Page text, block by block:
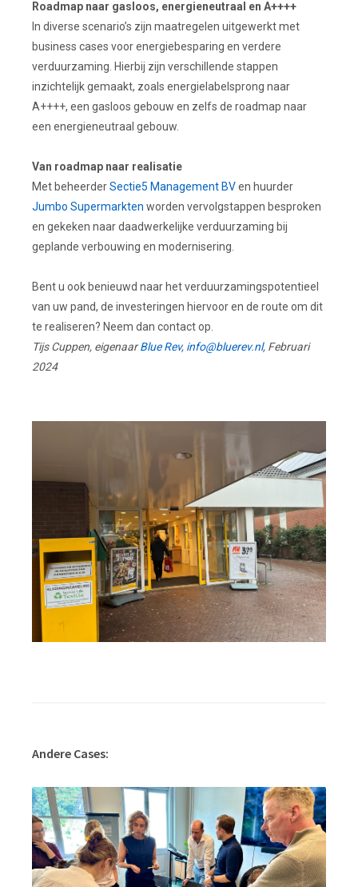
Roadmap naar gasloos, energieneutraal en A++++
In diverse scenario’s zijn maatregelen uitgewerkt met
business cases voor energiebesparing en verdere
verduurzaming. Hierbij zijn verschillende stappen
inzichtelijk gemaakt, zoals energielabelsprong naar
A++++, een gasloos gebouw en zelfs de roadmap naar
een energieneutraal gebouw.
Van roadmap naar realisatie
Met beheerderSectie5 Management BVen huurder
Jumbo Supermarkten worden vervolgstappen besproken
en gekeken naar daadwerkelijke verduurzaming bij
geplande verbouwing en modernisering.
Bent u ook benieuwd naar het verduurzamingspotentieel
van uw pand, de investeringen hiervoor en de route om dit
te realiseren? Neem dan contact op.
Tijs Cuppen, eigenaarBlue Rev, info@bluerev.nl, Februari
2024
Andere Cases: